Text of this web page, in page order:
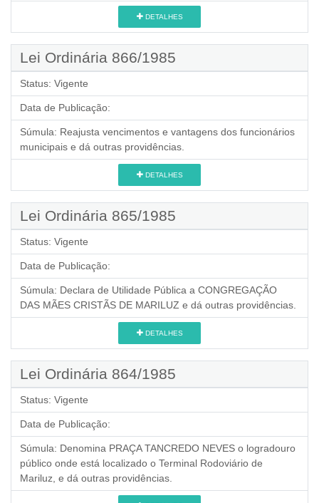
DETALHES
Lei Ordinária 866/1985
Status: Vigente
Data de Publicação:
Súmula: Reajusta vencimentos e vantagens dos funcionários
municipais e dá outras providências.
DETALHES
Lei Ordinária 865/1985
Status: Vigente
Data de Publicação:
Súmula: Declara de Utilidade Pública a CONGREGAÇÃO
DAS MÃES CRISTÃS DE MARILUZ e dá outras providências.
DETALHES
Lei Ordinária 864/1985
Status: Vigente
Data de Publicação:
Súmula: Denomina PRAÇA TANCREDO NEVES o logradouro
público onde está localizado o Terminal Rodoviário de
Mariluz, e dá outras providências.